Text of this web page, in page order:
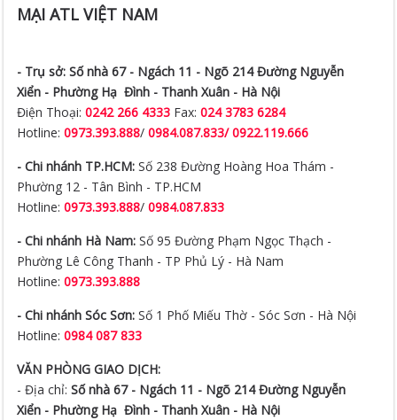
MẠI ATL VIỆT NAM
- Trụ sở: Số nhà 67 - Ngách 11 - Ngõ 214 Đường Nguyễn
Xiển - Phường Hạ Đình - Thanh Xuân - Hà Nội
Điện Thoại:0242 266 4333 Fax:024 3783 6284
Hotline:0973.393.888/0984.087.833/ 0922.119.666
- Chi nhánh TP.HCM: Số 238 Đường Hoàng Hoa Thám -
Phường 12 - Tân Bình - TP.HCM
Hotline:0973.393.888/0984.087.833
- Chi nhánh Hà Nam: Số 95 Đường Phạm Ngọc Thạch -
Phường Lê Công Thanh - TP Phủ Lý - Hà Nam
Hotline:0973.393.888
- Chi nhánh Sóc Sơn: Số 1 Phố Miếu Thờ - Sóc Sơn - Hà Nội
Hotline:0984 087 833
VĂN PHÒNG GIAO DỊCH:
- Địa chỉ:Số nhà 67 - Ngách 11 - Ngõ 214 Đường Nguyễn
Xiển - Phường Hạ Đình - Thanh Xuân - Hà Nội